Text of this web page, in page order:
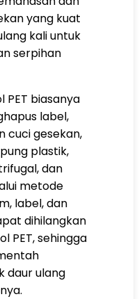
yang kuat
kali untuk
serpihan
PET biasanya
label,
cuci gesekan,
plastik,
dan
metode
label, dan
dihilangkan
PET, sehingga
daur ulang